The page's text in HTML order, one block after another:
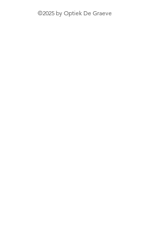
©2025 by Optiek De Graeve